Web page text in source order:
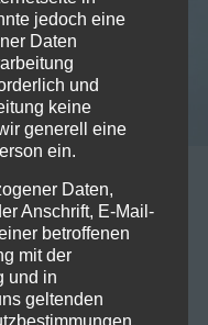
03-03 VV
München
Ville Valo dürfte
jedoch eine
Daten
und
keine
generell eine
ein.
Daten,
Anschrift, E-Mail-
betroffenen
mit der
und in
geltenden